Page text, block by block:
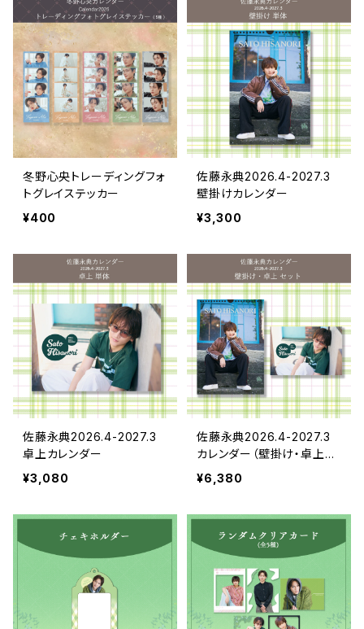
冬野心央トレーディングフォ
トグレイステッカー
¥400
佐藤永典2026.4-2027.3
壁掛けカレンダー
¥3,300
佐藤永典2026.4-2027.3
卓上カレンダー
¥3,080
佐藤永典2026.4-2027.3
カレンダー（壁掛け・卓上セ
ット）
¥6,380